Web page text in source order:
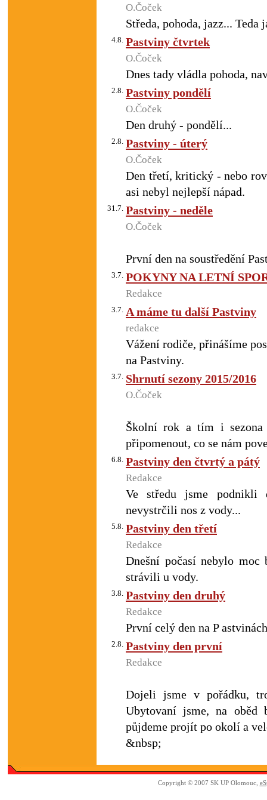
O.Čoček
Středa, pohoda, jazz... Teda
4.8. Pastviny čtvrtek
O.Čoček
Dnes tady vládla pohoda,
2.8. Pastviny pondělí
O.Čoček
Den druhý - pondělí...
2.8. Pastviny - úterý
O.Čoček
Den třetí, kritický - nebo
asi nebyl nejlepší nápad.
31.7. Pastviny - neděle
O.Čoček
První den na soustředění
3.7. POKYNY NA LETNÍ
Redakce
3.7. A máme tu další Pastviny
redakce
Vážení rodiče, přinášíme
na Pastviny.
3.7. Shrnutí sezony 2015/2016
O.Čoček
Školní rok a tím i
připomenout, co se nám
6.8. Pastviny den čtvrtý a pátý
Redakce
Ve středu jsme podnikli
nevystrčili nos z vody...
5.8. Pastviny den třetí
Redakce
Dnešní počasí nebylo moc
strávili u vody.
3.8. Pastviny den druhý
Redakce
První celý den na P
2.8. Pastviny den první
Redakce
Dojeli jsme v pořádku,
Ubytovaní jsme, na oběd
půjdeme projít po okolí a
&nbsp;
Copyright © 2007 SK UP Olomouc,